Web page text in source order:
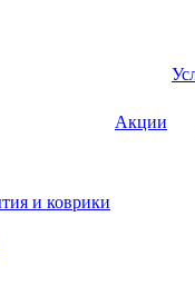
и коврики
Акции